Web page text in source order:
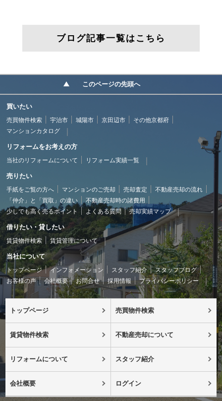
ブログ記事一覧はこちら
このページの先頭へ
買いたい
売買物件検索 宇治市 城陽市 京田辺市
その他京都府
マンションカタログ
リフォームをお考えの方
当社のリフォームについて リフォーム実績一覧
売りたい
手紙をご覧の方へ マンションのご売却 売却査定
不動産売却の流れ
「仲介」と「買取」の違い
不動産売却時の諸費用
少しでも高く売るポイント
よくある質問 売却実績マップ
借りたい・貸したい
賃貸物件検索 賃貸管理について
当社について
トップページ インフォメーション スタッフ紹介
スタッフブログ
お客様の声
会社概要 お問合せ 採用情報 プライバシーポリシー
トップページ 売買物件検索
賃貸物件検索 不動産売却について
リフォームについて スタッフ紹介
会社概要 ログイン